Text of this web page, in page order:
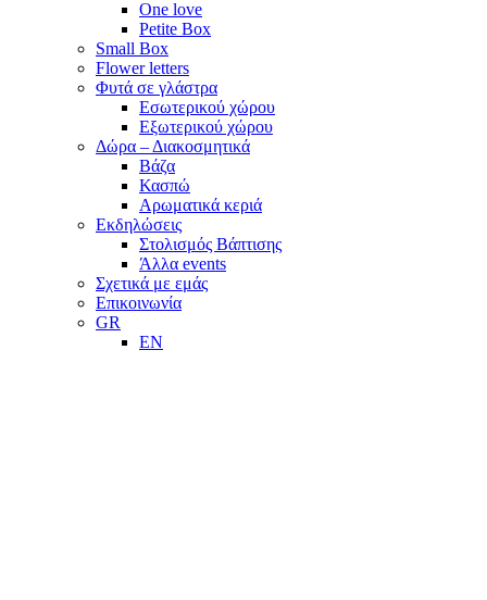
One love
Petite Box
Small Box
Flower letters
Φυτά σε γλάστρα
Εσωτερικού χώρου
Εξωτερικού χώρου
Δώρα – Διακοσμητικά
Βάζα
Κασπώ
Αρωματικά κεριά
Εκδηλώσεις
Στολισμός Βάπτισης
Άλλα events
Σχετικά με εμάς
Επικοινωνία
GR
EN